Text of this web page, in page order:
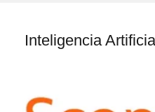
Inteligencia